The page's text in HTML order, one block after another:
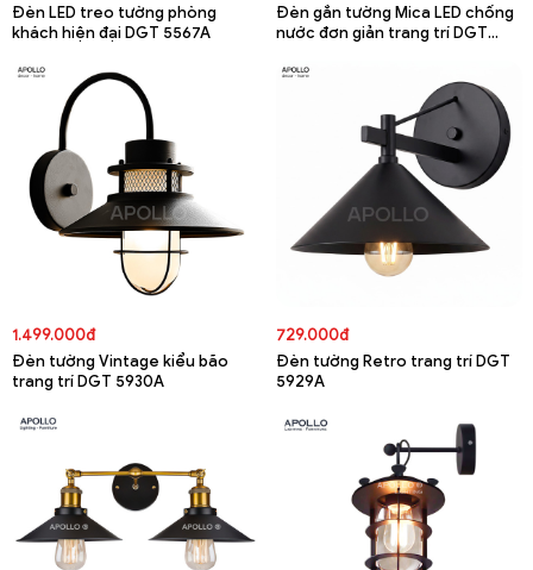
Đèn LED treo tường phòng
khách hiện đại DGT 5567A
Đèn gắn tường Mica LED chống
nước đơn giản trang trí DGT
1.499.000đ
Đèn tường Vintage kiểu bão
trang trí DGT 5930A
729.000đ
Đèn tường Retro trang trí DGT
5929A